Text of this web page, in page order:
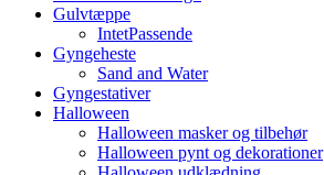
Gulvtæppe
IntetPassende
Gyngeheste
Sand and Water
Gyngestativer
Halloween
Halloween masker og tilbehør
Halloween pynt og dekorationer